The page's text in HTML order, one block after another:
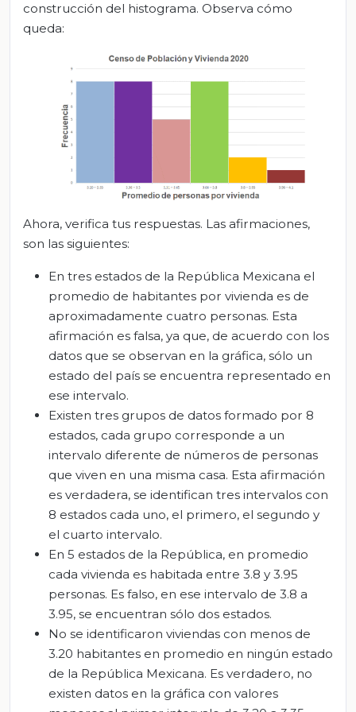
construcción del histograma. Observa cómo
queda:
Ahora, verifica tus respuestas. Las afirmaciones,
son las siguientes:
En tres estados de la República Mexicana el
promedio de habitantes por vivienda es de
aproximadamente cuatro personas. Esta
afirmación es falsa, ya que, de acuerdo con los
datos que se observan en la gráfica, sólo un
estado del país se encuentra representado en
ese intervalo.
Existen tres grupos de datos formado por 8
estados, cada grupo corresponde a un
intervalo diferente de números de personas
que viven en una misma casa. Esta afirmación
es verdadera, se identifican tres intervalos con
8 estados cada uno, el primero, el segundo y
el cuarto intervalo.
En 5 estados de la República, en promedio
cada vivienda es habitada entre 3.8 y 3.95
personas. Es falso, en ese intervalo de 3.8 a
3.95, se encuentran sólo dos estados.
No se identificaron viviendas con menos de
3.20 habitantes en promedio en ningún estado
de la República Mexicana. Es verdadero, no
existen datos en la gráfica con valores